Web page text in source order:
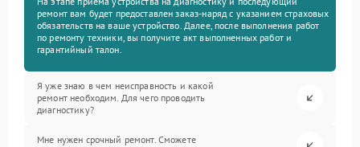
ремонт вам будет предоставлен заказ-наряд с указанием страховых
обязательств на ваше устройство. Далее, после выполнения работ
по ремонту техники, вы получите акт выполненных работ и
гарантийный талон.
Я уже знаю в чем неисправность и какой
ремонт необходим. Для чего проводить
диагностику?
Мне нужен срочный ремонт. Сможете